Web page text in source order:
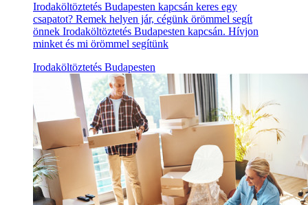
Irodaköltöztetés Budapesten kapcsán keres egy
csapatot? Remek helyen jár, cégünk örömmel segít
önnek Irodaköltöztetés Budapesten kapcsán. Hívjon
minket és mi örömmel segítünk
Irodaköltöztetés Budapesten